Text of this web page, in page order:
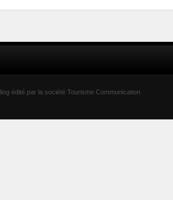
édité par la société Tourisme Communication